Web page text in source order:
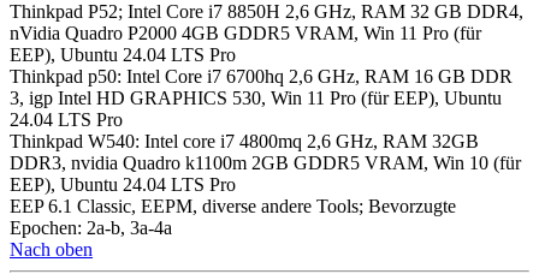
Thinkpad P52; Intel Core i7 8850H 2,6 GHz, RAM 32 GB DDR4,
nVidia Quadro P2000 4GB GDDR5 VRAM, Win 11 Pro (für
EEP), Ubuntu 24.04 LTS Pro
Thinkpad p50: Intel Core i7 6700hq 2,6 GHz, RAM 16 GB DDR
3, igp Intel HD GRAPHICS 530, Win 11 Pro (für EEP), Ubuntu
24.04 LTS Pro
Thinkpad W540: Intel core i7 4800mq 2,6 GHz, RAM 32GB
DDR3, nvidia Quadro k1100m 2GB GDDR5 VRAM, Win 10 (für
EEP), Ubuntu 24.04 LTS Pro
EEP 6.1 Classic, EEPM, diverse andere Tools; Bevorzugte
Epochen: 2a-b, 3a-4a
Nach oben